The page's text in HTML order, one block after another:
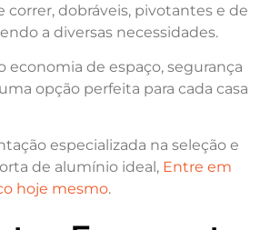
correr, dobráveis, pivotantes e de
a diversas necessidades.
economia de espaço, segurança
opção perfeita para cada casa
especializada na seleção e
de alumínio ideal, Entre em
hoje mesmo.